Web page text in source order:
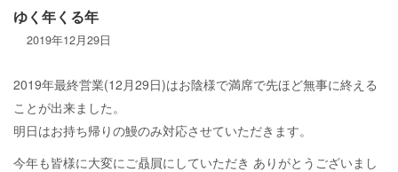
ゆく年くる年
2019年12月29日
2019年最終営業(12月29日)はお陰様で満席で先ほど無事に終える
ことが出来ました。
明日はお持ち帰りの鰻のみ対応させていただきます。
今年も皆様に大変にご贔屓にしていただき ありがとうございまし